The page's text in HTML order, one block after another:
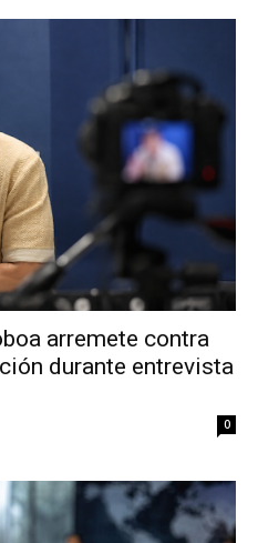
arremete contra
durante entrevista
0